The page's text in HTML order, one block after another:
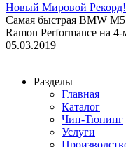
Новый Мировой Рекорд!
Cамая быстрая BMW
Ramon Performance на
05.03.2019
Разделы
Главная
Каталог
Чип-Тюнинг
Услуги